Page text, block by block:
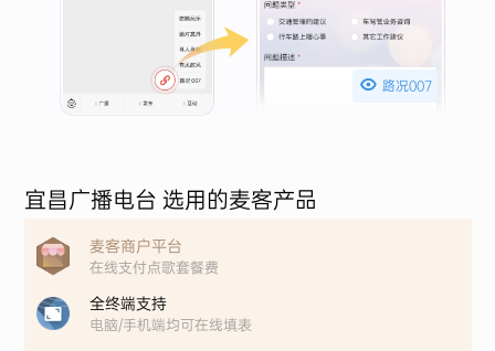
 路况007
宜昌广播电台 选用的麦客产品
麦客商户平台
在线支付点歌套餐费
全终端支持
电脑/手机端均可在线填表